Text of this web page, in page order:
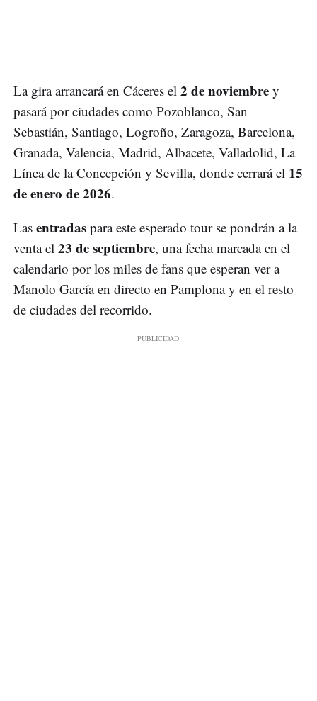
La gira arrancará en Cáceres el 2 de noviembre y
pasará por ciudades como Pozoblanco, San
Sebastián, Santiago, Logroño, Zaragoza, Barcelona,
Granada, Valencia, Madrid, Albacete, Valladolid, La
Línea de la Concepción y Sevilla, donde cerrará el 15
de enero de 2026.
Las entradas para este esperado tour se pondrán a la
venta el 23 de septiembre, una fecha marcada en el
calendario por los miles de fans que esperan ver a
Manolo García en directo en Pamplona y en el resto
de ciudades del recorrido.